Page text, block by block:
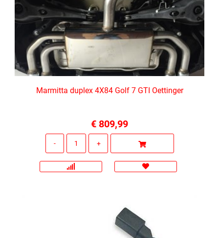
Marmitta duplex 4X84 Golf 7 GTI Oettinger
€ 809,99